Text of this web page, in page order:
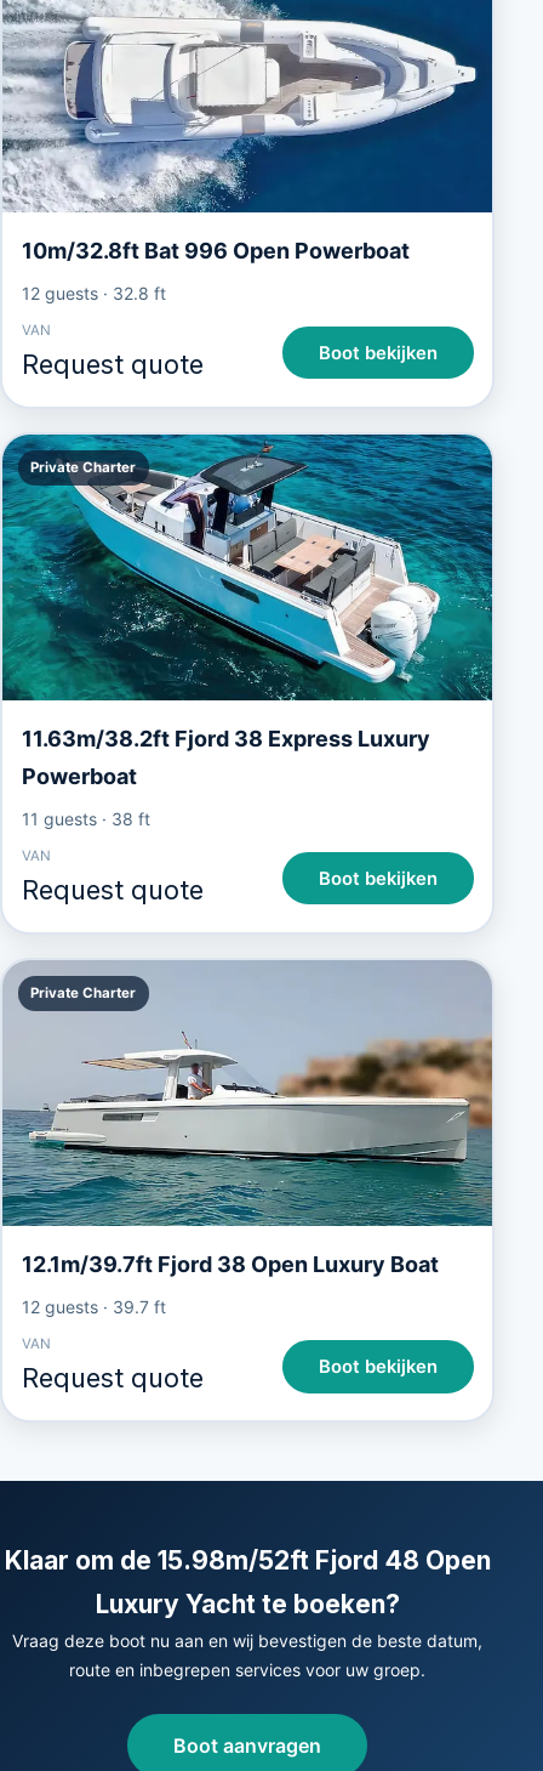
10m/32.8ft Bat 996 Open Powerboat
12 guests· 32.8 ft
VAN
Request quote Boot bekijken
Private Charter
11.63m/38.2ft Fjord 38 Express Luxury
Powerboat
11 guests· 38 ft
VAN
Request quote Boot bekijken
Private Charter
12.1m/39.7ft Fjord 38 Open Luxury Boat
12 guests· 39.7 ft
VAN
Request quote Boot bekijken
Klaar om de 15.98m/52ft Fjord 48 Open
Luxury Yacht te boeken?
Vraag deze boot nu aan en wij bevestigen de beste datum,
route en inbegrepen services voor uw groep.
Boot aanvragen